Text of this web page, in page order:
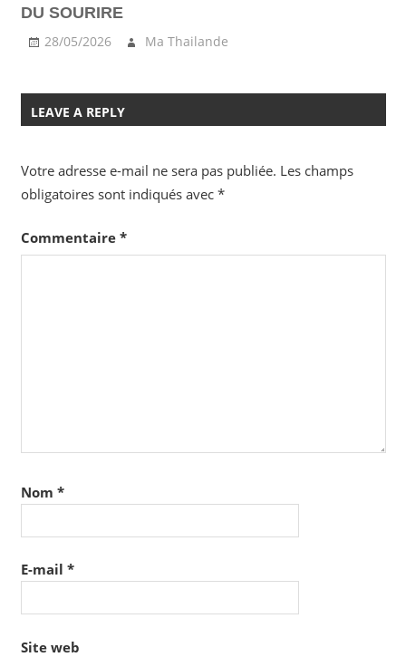
DU SOURIRE
28/05/2026 Ma Thailande
LEAVE A REPLY
Votre adresse e-mail ne sera pas publiée. Les champs
obligatoires sont indiqués avec *
Commentaire *
Nom *
E-mail *
Site web